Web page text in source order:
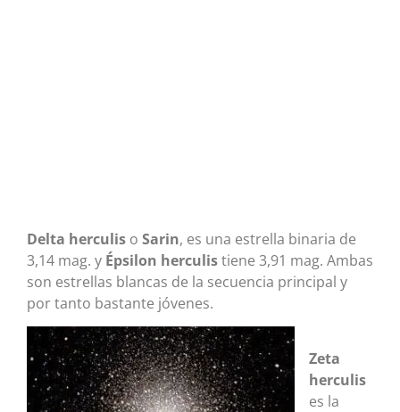
Delta herculis o Sarin, es una estrella binaria de
3,14 mag. y Épsilon herculistiene 3,91 mag. Ambas
son estrellas blancas de la secuencia principal y
por tanto bastante jóvenes.
Zeta
herculis
es la